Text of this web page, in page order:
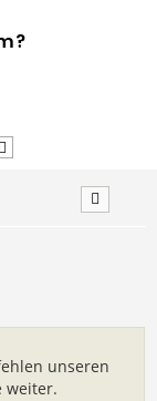
unseren
weiter.